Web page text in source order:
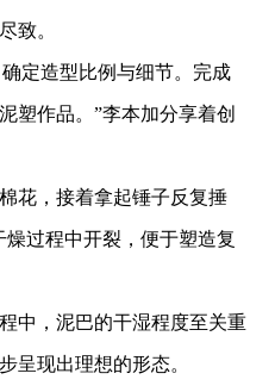
致。
定造型比例与细节。完成
塑作品。”李本加分享着创
花，接着拿起锤子反复捶
过程中开裂，便于塑造复
中，泥巴的干湿程度至关重
呈现出理想的形态。